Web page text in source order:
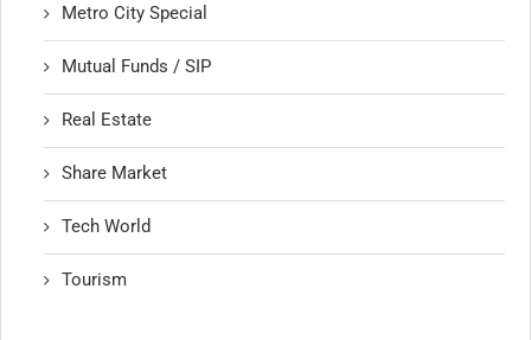
Metro City Special
Mutual Funds / SIP
Real Estate
Share Market
Tech World
Tourism